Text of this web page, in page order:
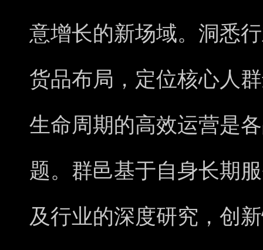
意增长的新场域。洞悉
货品布局，定位核心人
生命周期的高效运营是
题。群邑基于自身长期
及行业的深度研究，创